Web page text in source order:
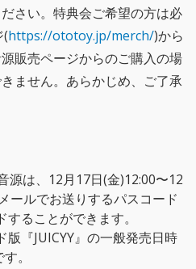
さい。特典会ご希望の方は必
(https://ototoy.jp/merch/)から
販売ページからのご購入の場
ません。あらかじめ、ご了承
源は、12月17日(金)12:00〜12
ールでお送りするパスコード
ることができます。
『JUICYY』の一般発売日時
。